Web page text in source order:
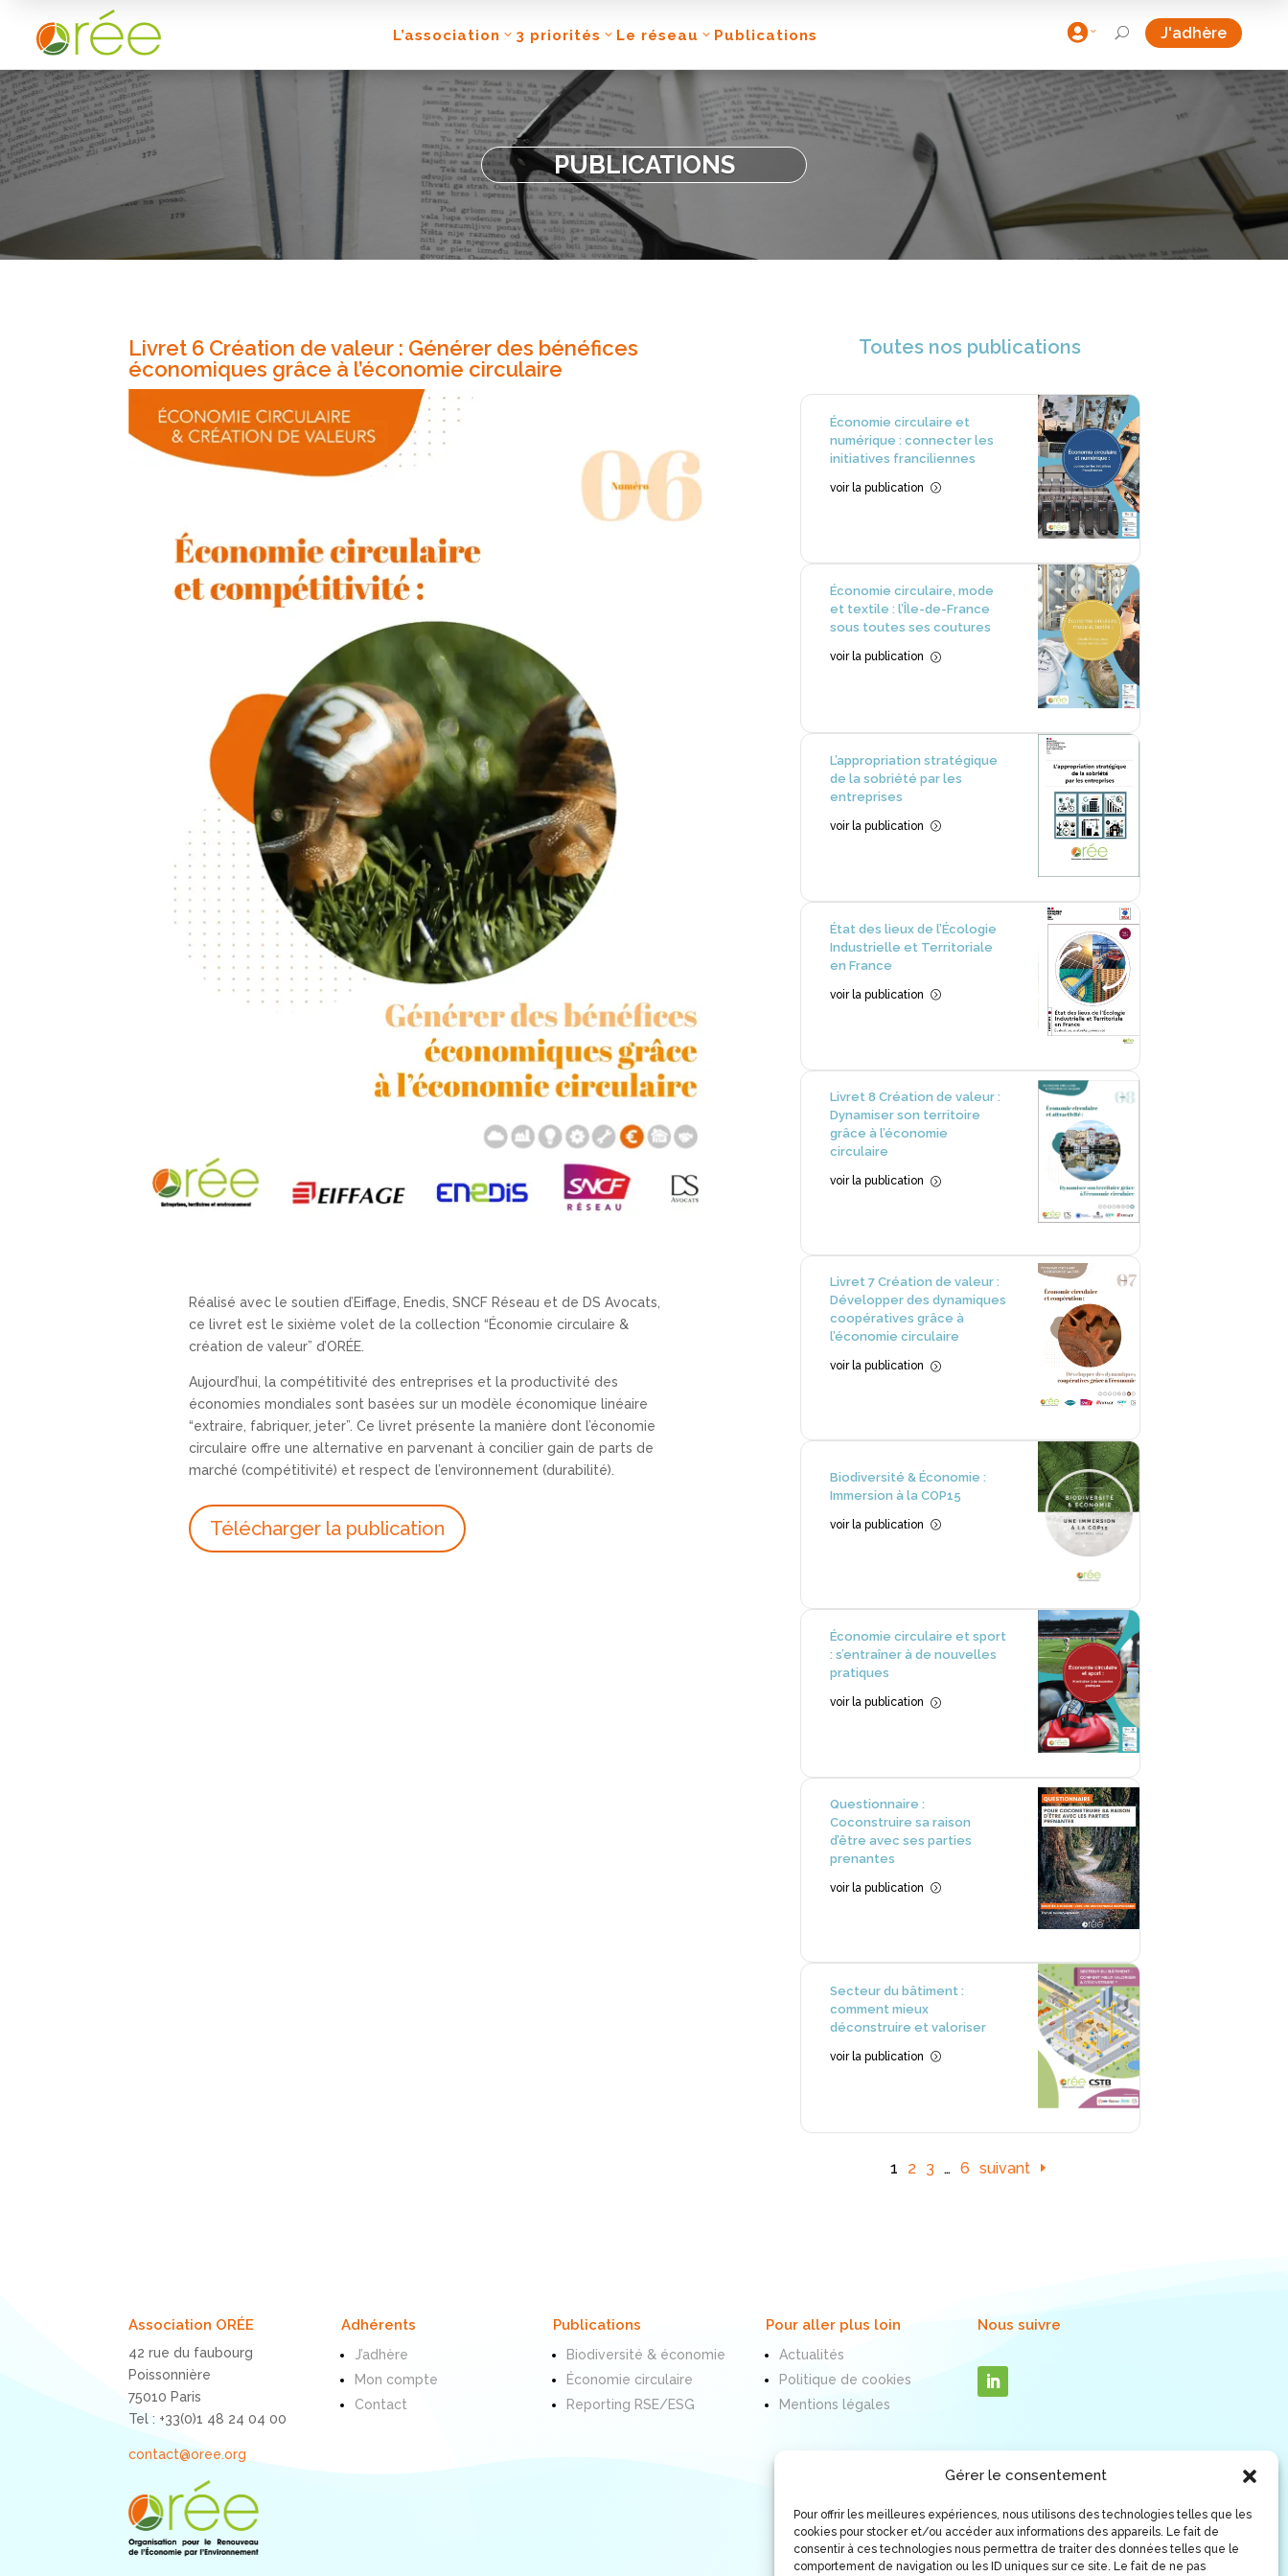
Gérer le consentement
Pour offrir les meilleures expériences, nous utilisons des technologies telles que les
cookies pour stocker et/ou accéder aux informations des appareils. Le fait de
consentir à ces technologies nous permettra de traiter des données telles que le
comportement de navigation ou les ID uniques sur ce site. Le fait de ne pas
L’association 3 priorités Le réseau Publications  U J'adhère
PUBLICATIONS
Livret 6 Création de valeur : Générer des bénéfices
économiques grâce à l’économie circulaire
Réalisé avec le soutien d’Eiffage, Enedis, SNCF Réseau et de DS Avocats,
ce livret est le sixième volet de la collection “Économie circulaire &
création de valeur” d’ORÉE.
Aujourd’hui, la compétitivité des entreprises et la productivité des
économies mondiales sont basées sur un modèle économique linéaire
“extraire, fabriquer, jeter”. Ce livret présente la manière dont l’économie
circulaire offre une alternative en parvenant à concilier gain de parts de
marché (compétitivité) et respect de l’environnement (durabilité).
Télécharger la publication
Toutes nos publications
Économie circulaire et
numérique : connecter les
initiatives franciliennes
voir la publication =
Économie circulaire, mode
et textile : l’Île-de-France
sous toutes ses coutures
voir la publication =
L’appropriation stratégique
de la sobriété par les
entreprises
voir la publication =
État des lieux de l’Écologie
Industrielle et Territoriale
en France
voir la publication =
Livret 8 Création de valeur :
Dynamiser son territoire
grâce à l’économie
circulaire
voir la publication =
Livret 7 Création de valeur :
Développer des dynamiques
coopératives grâce à
l’économie circulaire
voir la publication =
Biodiversité & Économie :
Immersion à la COP15
voir la publication =
Économie circulaire et sport
: s’entraîner à de nouvelles
pratiques
voir la publication =
Questionnaire :
Coconstruire sa raison
d’être avec ses parties
prenantes
voir la publication =
Secteur du bâtiment :
comment mieux
déconstruire et valoriser
voir la publication =
1 2 3 … 6 suivant
Association ORÉE
42 rue du faubourg
Poissonnière
75010 Paris
Tel : +33(0)1 48 24 04 00
contact@oree.org
Adhérents
J’adhère
Mon compte
Contact
Publications
Biodiversité & économie
Économie circulaire
Reporting RSE/ESG
Pour aller plus loin
Actualités
Politique de cookies
Mentions légales
Nous suivre